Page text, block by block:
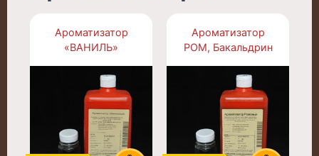
Ароматизатор
«ВАНИЛЬ»
Ароматизатор
РОМ, Бакальдрин